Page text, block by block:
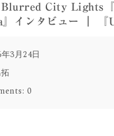
Blurred City Lights
インタビュー ｜ 『
3月24日
0